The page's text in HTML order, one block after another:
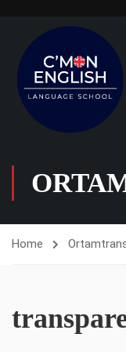
Home Ortam